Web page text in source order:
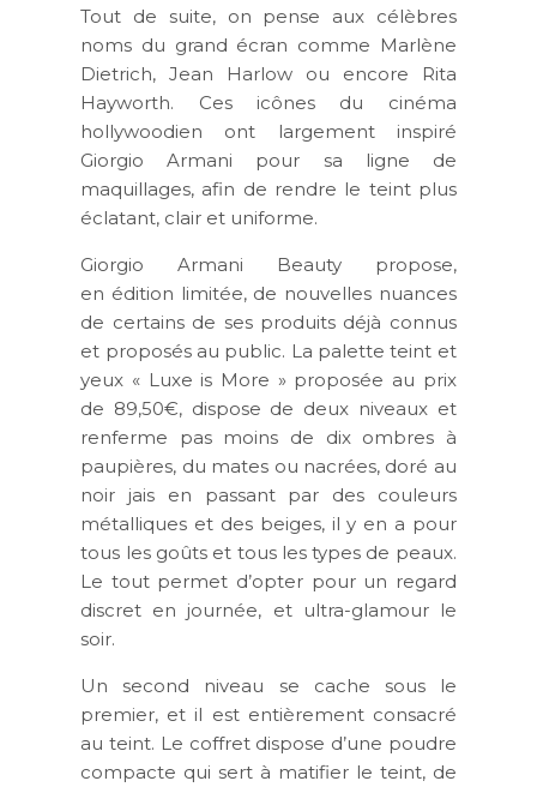
Tout de suite, on pense aux célèbres
noms du grand écran comme Marlène
Dietrich, Jean Harlow ou encore Rita
Hayworth. Ces icônes du cinéma
hollywoodien ont largement inspiré
Giorgio Armani pour sa ligne de
maquillages, afin de rendre le teint plus
éclatant, clair et uniforme.
Giorgio Armani Beauty propose,
en édition limitée, de nouvelles nuances
de certains de ses produits déjà connus
et proposés au public. La palette teint et
yeux « Luxe is More » proposée au prix
de 89,50€, dispose de deux niveaux et
renferme pas moins de dix ombres à
paupières, du mates ou nacrées, doré au
noir jais en passant par des couleurs
métalliques et des beiges, il y en a pour
tous les goûts et tous les types de peaux.
Le tout permet d’opter pour un regard
discret en journée, et ultra-glamour le
soir.
Un second niveau se cache sous le
premier, et il est entièrement consacré
au teint. Le coffret dispose d’une poudre
compacte qui sert à matifier le teint, de